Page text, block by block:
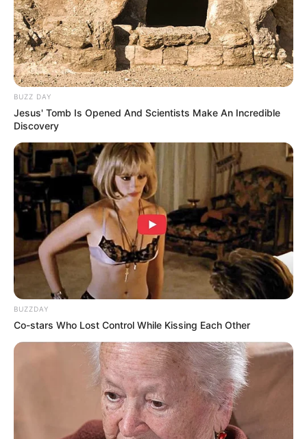
Kang Solah from Kang
Mak x Nenek Gayung
Tukar Takdir
Dia Bukan Ibu Darah Nyai
Andai Ibu Tidak Menikah
BUZZ DAY
Jesus' Tomb Is Opened And Scientists Make An Incredible
Discovery
BUZZDAY
Co-stars Who Lost Control While Kissing Each Other